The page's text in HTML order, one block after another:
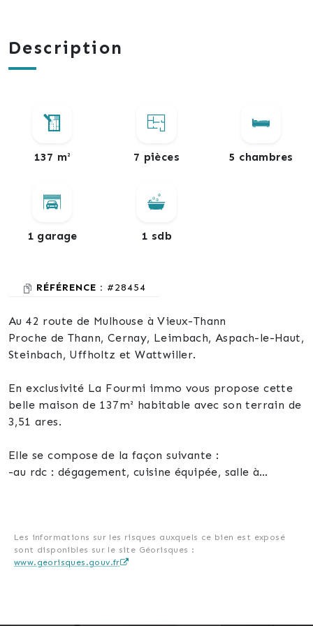
Description
137 m² 7 pièces 5 chambres
1 garage 1 sdb
RÉFÉRENCE : #28454
Au 42 route de Mulhouse à Vieux-Thann
Proche de Thann, Cernay, Leimbach, Aspach-le-Haut,
Steinbach, Uffholtz et Wattwiller.
En exclusivité La Fourmi immo vous propose cette
belle maison de 137m² habitable avec son terrain de
3,51 ares.
Elle se compose de la façon suivante :
-au rdc : dégagement, cuisine équipée, salle à
-au 2ème étage : 2 chambres dont 1 avec petit
dressing, 1 grenier
Les informations sur les risques auxquels ce bien est exposé
sont disponibles sur le site Géorisques :
www.georisques.gouv.fr